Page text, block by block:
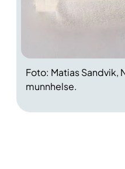
Foto: Matias Sandvik,
munnhelse.